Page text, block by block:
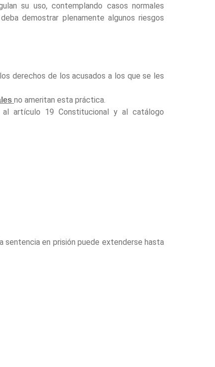
su uso, contemplando casos normales
demostrar plenamente algunos riesgos
derechos de los acusados a los que se les
no ameritan esta práctica.
artículo 19 Constitucional y al catálogo
sentencia en prisión puede extenderse hasta